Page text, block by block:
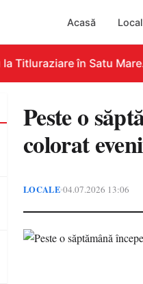
Acasă
Titluraziare în Satu
Peste o
colorat
LOCALE•04.07.2026 13:06